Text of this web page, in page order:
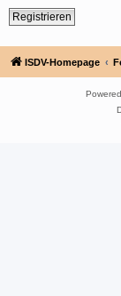
Registrieren
ISDV-Homepage